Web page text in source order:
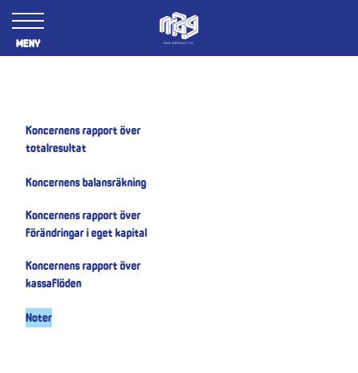
Årsredovisning 2018/19
Koncernens rapport över
totalresultat
Koncernens balansräkning
Koncernens rapport över
förändringar i eget kapital
Koncernens rapport över
kassaflöden
Noter
Meny